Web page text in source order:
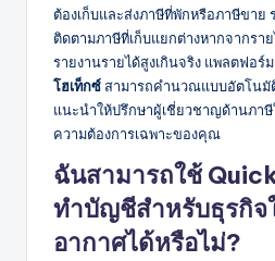
ต้องเก็บและส่งภาษีที่พักหรือภาษีขา
ติดตามภาษีที่เก็บแยกต่างหากจากราย
รายงานรายได้สูงเกินจริง แพลตฟอร์
โฮเท็กซ์สามารถคำนวณแบบอัตโนมั
แนะนำให้ปรึกษาผู้เชี่ยวชาญด้านภา
ความต้องการเฉพาะของคุณ
ฉันสามารถใช้
ทำบัญชีสำหรับธุรกิจ
อากาศได้หรือไม่?